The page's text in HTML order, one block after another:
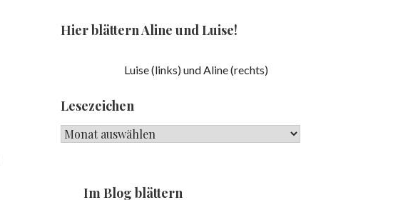
Hier blättern Aline und Luise!
Luise (links) und Aline (rechts)
Lesezeichen
Lesezeichen
Im Blog blättern